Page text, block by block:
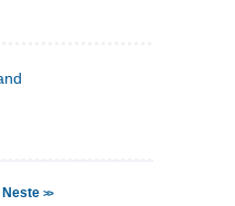
Neste>>